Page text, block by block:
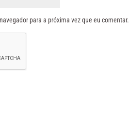
para a próxima vez que eu comentar.